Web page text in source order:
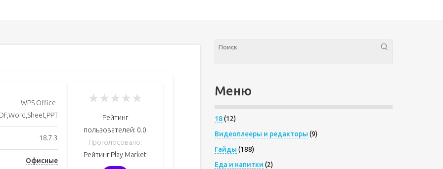
WPS Office-
18.7.3
Офисные
★★★★★
Рейтинг
пользователей: 0.0
Проголосовало:
Рейтинг Play Market
Меню
18(12)
Видеоплееры и редакторы (9)
Гайды (188)
Еда и напитки (2)